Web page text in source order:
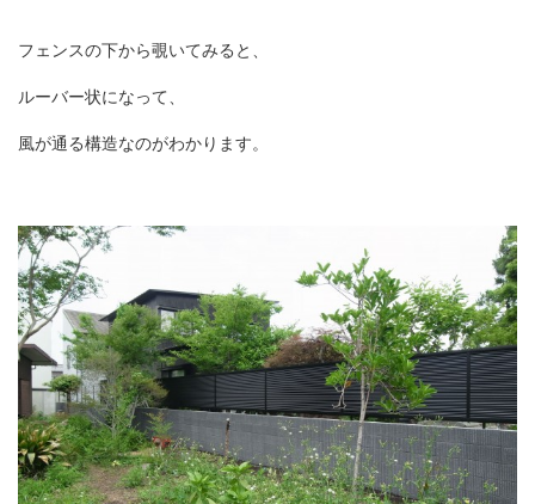
フェンスの下から覗いてみると、
ルーバー状になって、
風が通る構造なのがわかります。